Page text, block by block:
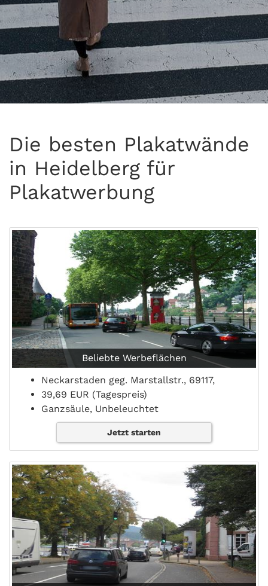
Die besten Plakatwände
in Heidelberg für
Plakatwerbung
Beliebte Werbeflächen
Neckarstaden geg. Marstallstr., 69117,
39,69 EUR (Tagespreis)
Ganzsäule, Unbeleuchtet
Jetzt starten